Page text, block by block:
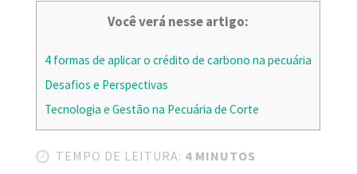
Você verá nesse artigo:
4 formas de aplicar o crédito de carbono na pecuária
Desafios e Perspectivas
Tecnologia e Gestão na Pecuária de Corte
TEMPO DE LEITURA: 4 MINUTOS